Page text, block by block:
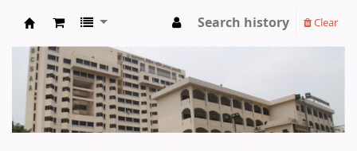
BCS Administration Academy Library
Search history Clear